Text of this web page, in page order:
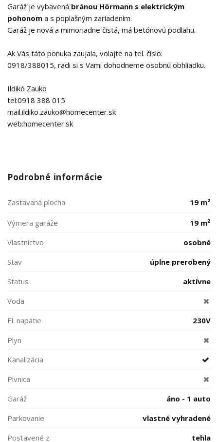
Garáž je vybavená bránou Hörmann s elektrickým
pohonom a s poplašným zariadením.
Garáž je nová a mimoriadne čistá, má betónovú podlahu.
Ak Vás táto ponuka zaujala, volajte na tel. číslo:
0918/388015, radi si s Vami dohodneme osobnú obhliadku.
Ildikó Zauko
tel:0918 388 015
mail.ildiko.zauko@homecenter.sk
web:homecenter.sk
Podrobné informácie
Zastavaná plocha 19 m²
Výmera garáže
19 m²
Vlastníctvo
osobné
Stav
úplne prerobený
Status
aktívne
Voda
El. napätie
230V
Plyn
Kanalizácia
Pivnica
Garáž
áno - 1 auto
Parkovanie
vlastné vyhradené
Postavené z
tehla